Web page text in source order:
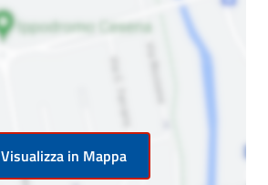
Visualizza in Mappa